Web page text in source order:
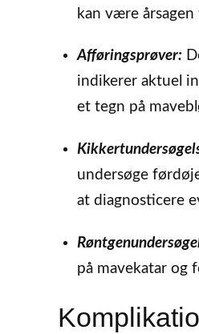
kan være årsagen
Afføringsprøver:
indikerer aktuel
et tegn på
undersøge
at diagnosticere
på mavekatar og